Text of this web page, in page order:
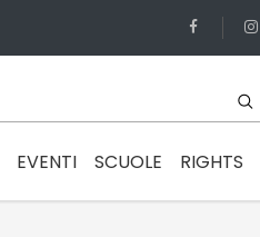
EVENTI SCUOLE RIGHTS